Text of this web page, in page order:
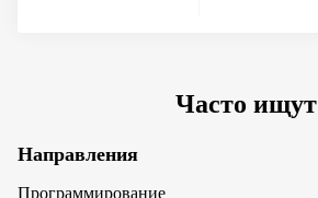
Часто ищут
Направления
Программирование